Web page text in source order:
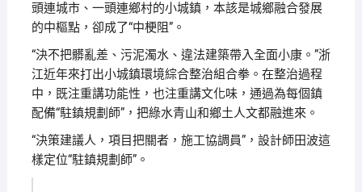
頭連城市、一頭連鄉村的小城鎮，本該是城鄉融合發展
的中樞點，卻成了“中梗阻”。
“決不把髒亂差、污泥濁水、違法建築帶入全面小康。”浙
江近年來打出小城鎮環境綜合整治組合拳。在整治過程
中，既注重講功能性，也注重講文化味，通過為每個鎮
配備“駐鎮規劃師”，把綠水青山和鄉土人文都融進來。
“決策建議人，項目把關者，施工協調員”，設計師田波這
樣定位“駐鎮規劃師”。